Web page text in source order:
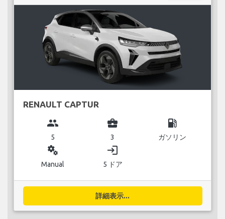
RENAULT CAPTUR
group
5
business_center
3
local_gas_station
ガソリン
miscellaneous_services
Manual
login
5 ドア
詳細表示...